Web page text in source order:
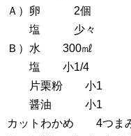
Ａ）卵 2個
塩 少々
Ｂ）水 300㎖
塩 小1/4
片栗粉 小1
醤油 小1
カットわかめ 4つまみ